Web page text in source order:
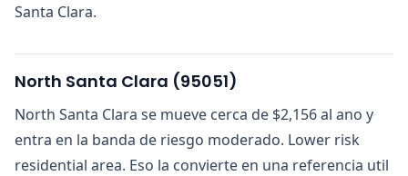
Santa Clara.
North Santa Clara (95051)
North Santa Clara se mueve cerca de $2,156 al ano y
entra en la banda de riesgo moderado. Lower risk
residential area. Eso la convierte en una referencia util